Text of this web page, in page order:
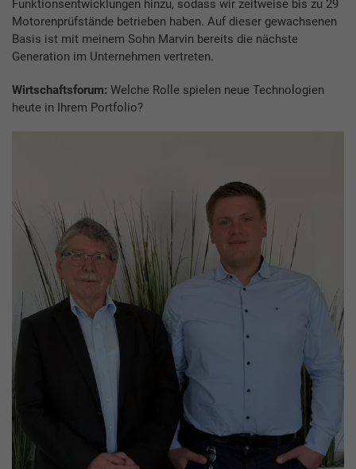
Funktionsentwicklungen hinzu, sodass wir zeitweise bis zu 29
Motorenprüfstände betrieben haben. Auf dieser gewachsenen
Basis ist mit meinem Sohn Marvin bereits die nächste
Generation im Unternehmen vertreten.
Wirtschaftsforum: Welche Rolle spielen neue Technologien
heute in Ihrem Portfolio?